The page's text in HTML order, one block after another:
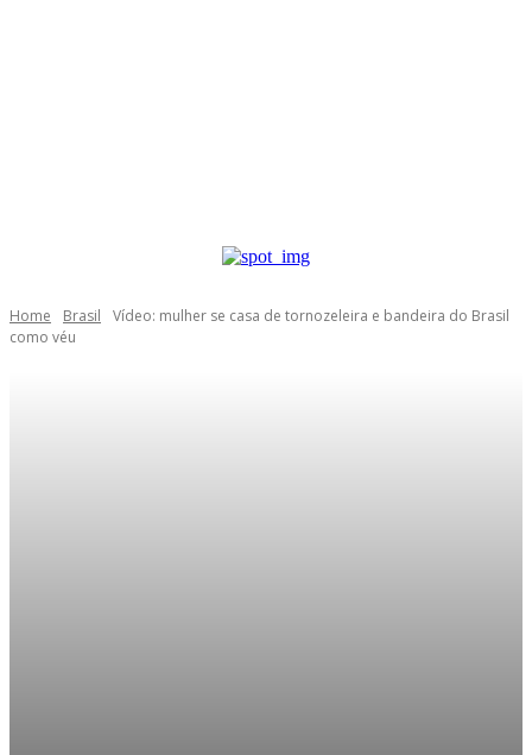
Home Brasil
Vídeo: mulher se casa de tornozeleira e bandeira do Brasil
como véu